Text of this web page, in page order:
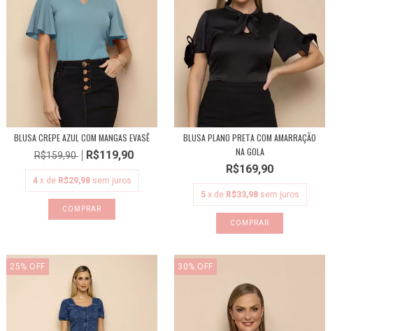
BLUSA CREPE AZUL COM MANGAS EVASÊ
R$159,90 R$119,90
4 x de R$29,98 sem juros
COMPRAR
BLUSA PLANO PRETA COM AMARRAÇÃO
NA GOLA
R$169,90
5 x de R$33,98 sem juros
COMPRAR
25% OFF 30% OFF